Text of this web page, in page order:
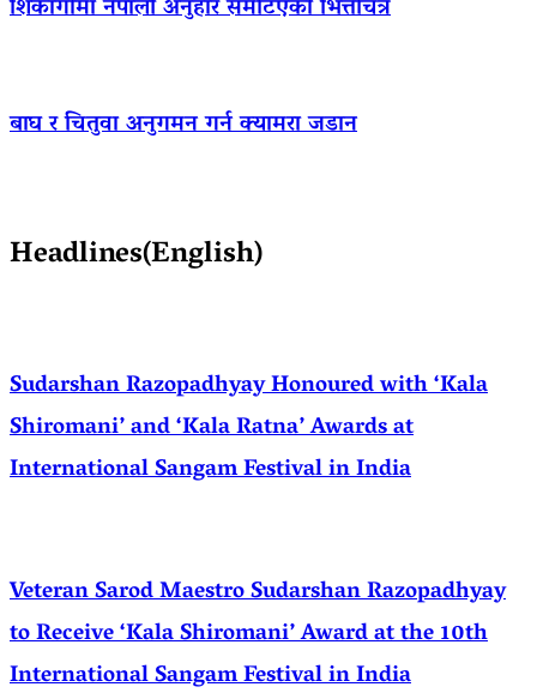
शिकागोमा नेपाली अनुहार समेटिएको भित्तेचित्र
बाघ र चितुवा अनुगमन गर्न क्यामरा जडान
Headlines(English)
Sudarshan Razopadhyay Honoured with ‘Kala
Shiromani’ and ‘Kala Ratna’ Awards at
International Sangam Festival in India
Veteran Sarod Maestro Sudarshan Razopadhyay
to Receive ‘Kala Shiromani’ Award at the 10th
International Sangam Festival in India